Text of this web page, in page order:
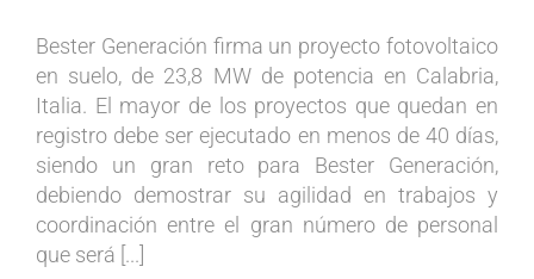
Bester Generación firma un proyecto fotovoltaico
en suelo, de 23,8 MW de potencia en Calabria,
Italia. El mayor de los proyectos que quedan en
registro debe ser ejecutado en menos de 40 días,
siendo un gran reto para Bester Generación,
debiendo demostrar su agilidad en trabajos y
coordinación entre el gran número de personal
que será [...]